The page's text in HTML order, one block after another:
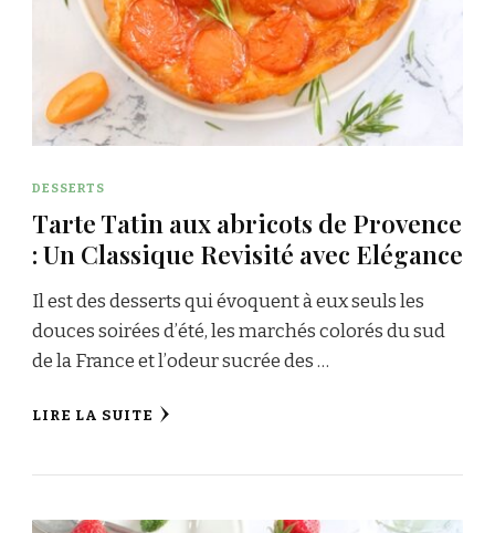
DESSERTS
Tarte Tatin aux abricots de Provence
: Un Classique Revisité avec Elégance
Il est des desserts qui évoquent à eux seuls les
douces soirées d’été, les marchés colorés du sud
de la France et l’odeur sucrée des …
LIRE LA SUITE